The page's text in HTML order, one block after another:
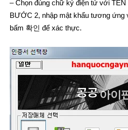
– Chọn đúng chữ ký điện tử với
BƯỚC 2, nhập mật khẩu tương
bấm 확인 để xác thực.